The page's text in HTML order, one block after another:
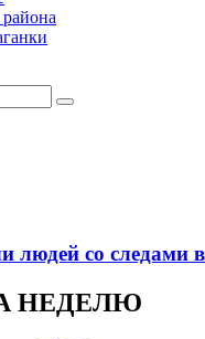
людей со следами
НЕДЕЛЮ